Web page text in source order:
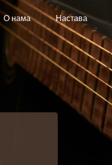
О нама Настава